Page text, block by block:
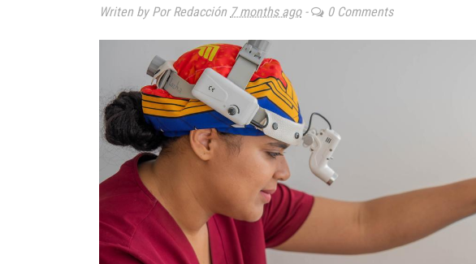
Writen by Por Redacción 7 months ago- 0 Comments